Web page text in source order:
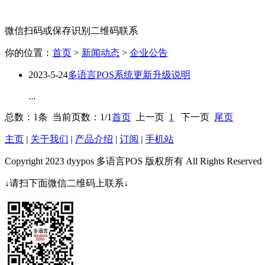
微信扫码或保存识别二维码联系
你的位置： 首页 > 新闻动态 > 企业公告
2023-5-24多语言POS系统更新升级说明
...
总数：1条 当前页数： 1/1首页 上一页 1 下一页 尾页
主页 | 关于我们 | 产品介绍 | 订阅 | 手机站
Copyright 2023 dyypos 多语言POS 版权所有 All Rights Reserved
↓请扫下面微信二维码上联系↓